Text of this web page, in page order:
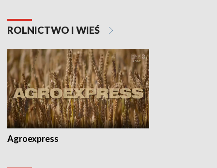
ROLNICTWO I WIEŚ
Agroexpress